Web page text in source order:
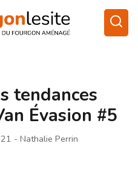
tendances
Évasion #5
- Nathalie Perrin